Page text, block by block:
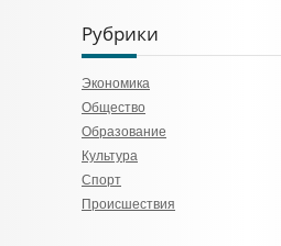
Рубрики
Экономика
Общество
Образование
Культура
Спорт
Происшествия